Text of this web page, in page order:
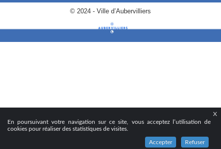
X
En poursuivant votre navigation sur ce site, vous acceptez l’utilisation de
cookies pour réaliser des statistiques de visites.
Accepter Refuser
© 2024 - Ville d’Aubervilliers